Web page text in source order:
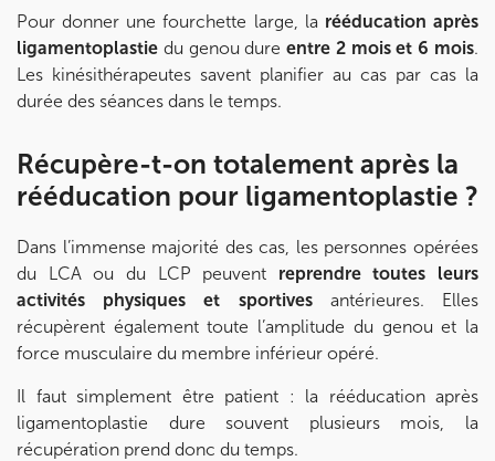
Pour donner une fourchette large, la rééducation après
ligamentoplastie du genou dureentre 2 mois et 6 mois.
Les kinésithérapeutes savent planifier au cas par cas la
durée des séances dans le temps.
Récupère-t-on totalement après la
rééducation pour ligamentoplastie ?
Dans l’immense majorité des cas, les personnes opérées
du LCA ou du LCP peuvent reprendre toutes leurs
activités physiques et sportivesantérieures. Elles
récupèrent également toute l’amplitude du genou et la
force musculaire du membre inférieur opéré.
Il faut simplement être patient : la rééducation après
ligamentoplastie dure souvent plusieurs mois, la
récupération prend donc du temps.
85 Av. de Balzac 91420 Morangis
01 64 48 35 84
Prenez RDV sur
Prenez RDV sur
IK MEUDON
8 Rue de Paris 92190 Meudon
01 40 95 01 09
Prenez RDV sur
Prenez RDV sur